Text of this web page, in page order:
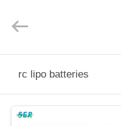
उत्पाद
Technology
Co,.Ltd.
Reserved.
rc lipo batteries